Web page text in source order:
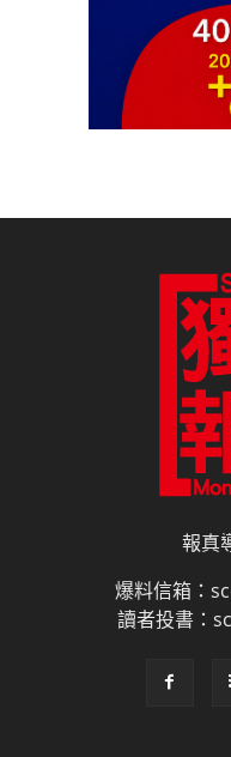
報真
爆料信箱：
讀者投書：